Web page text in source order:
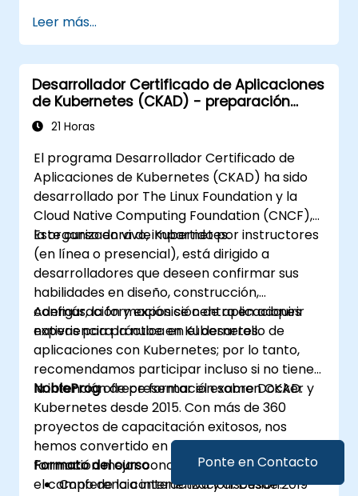
Ponte en Contacto
https://training.linuxfoundation.org/
kubernetes-administrator-cka
Leer más...
Desarrollador Certificado de Aplicaciones
de Kubernetes (CKAD) - preparación
para el examen
21 Horas
El programa Desarrollador Certificado de
Aplicaciones de Kubernetes (CKAD) ha sido
desarrollado por The Linux Foundation y la
Cloud Native Computing Foundation (CNCF),
la organizadora de Kubernetes.
Este curso en vivo, impartido por instructores
(en línea o presencial), está dirigido a
desarrolladores que deseen confirmar sus
habilidades en diseño, construcción,
configuración y exposición de aplicaciones
nativas para la nube en Kubernetes.
Además, la formación se centra en adquirir
experiencia práctica en el desarrollo de
aplicaciones con Kubernetes; por lo tanto,
recomendamos participar incluso si no tiene
la intención de presentar el examen CKAD.
NobleProgofrece formación sobre Docker y
Kubernetes desde 2015. Con más de 360
proyectos de capacitación exitosos, nos
hemos convertido en una de las empresas de
formación mejor conocidas a nivel mundial en
el campo de la contenerización. Desde 2019
Formato del curso
Conferencia interactiva y discusión.